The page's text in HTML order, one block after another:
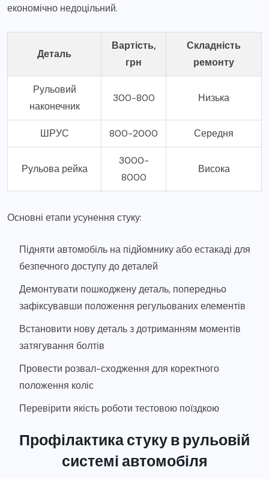
економічно недоцільний.
Деталь
Вартість,
грн
Складність
ремонту
Рульовий
наконечник
300-800 Низька
ШРУС 800-2000 Середня
Рульова рейка
3000-
8000
Висока
Основні етапи усунення стуку:
Підняти автомобіль на підйомнику або естакаді для
безпечного доступу до деталей
Демонтувати пошкоджену деталь, попередньо
зафіксувавши положення регульованих елементів
Встановити нову деталь з дотриманням моментів
затягування болтів
Провести розвал-сходження для коректного
положення коліс
Перевірити якість роботи тестовою поїздкою
Профілактика стуку в рульовій
системі автомобіля